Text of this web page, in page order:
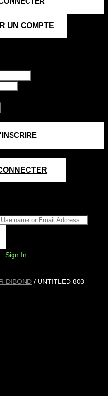
UN COMPTE
Sign In
DIBOND / UNTITLED 803